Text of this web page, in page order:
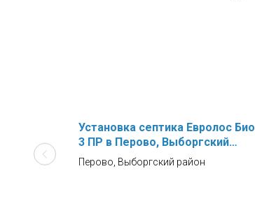
Установка септика Евролос Био
3 ПР в Перово, Выборгский
район
Перово, Выборгский район